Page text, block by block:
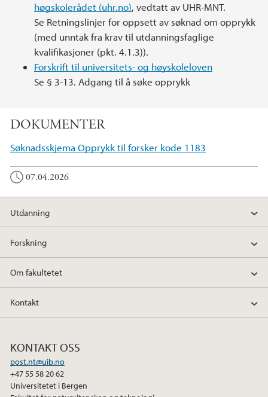
høgskolerådet (uhr.no), vedtatt av UHR-MNT.
Se Retningslinjer for oppsett av søknad om opprykk
(med unntak fra krav til utdanningsfaglige
kvalifikasjoner (pkt. 4.1.3)).
Forskrift til universitets- og høyskoleloven
Se § 3-13. Adgang til å søke opprykk
DOKUMENTER
Søknadsskjema Opprykk til forsker kode 1183
07.04.2026
Utdanning
Forskning
Om fakultetet
Kontakt
KONTAKT OSS
post.nt@uib.no
+47 55 58 20 62
Universitetet i Bergen